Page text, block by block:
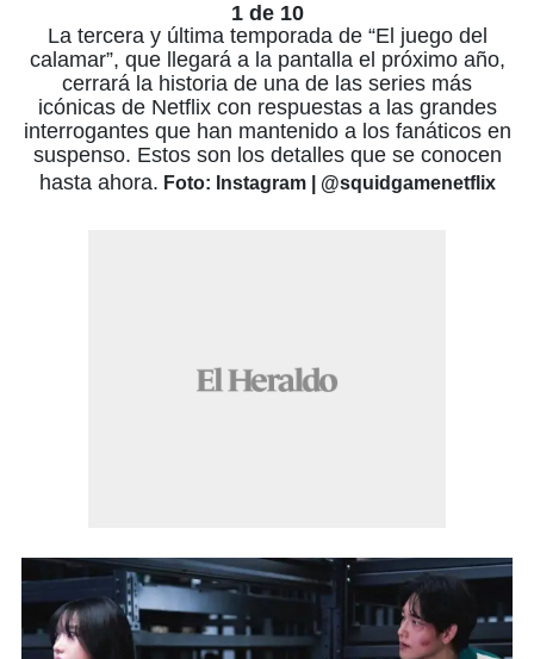
1 de 10
La tercera y última temporada de “El juego del
calamar”, que llegará a la pantalla el próximo año,
cerrará la historia de una de las series más
icónicas de Netflix con respuestas a las grandes
interrogantes que han mantenido a los fanáticos en
suspenso. Estos son los detalles que se conocen
hasta ahora. Foto: Instagram | @squidgamenetflix